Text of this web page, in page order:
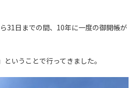
31日までの間、10年に一度の御開帳が
ということで行ってきました。